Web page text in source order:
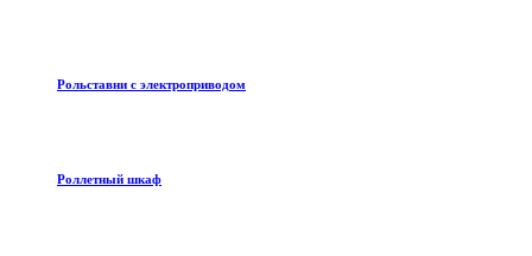
Рольставни с электроприводом
Роллетный шкаф